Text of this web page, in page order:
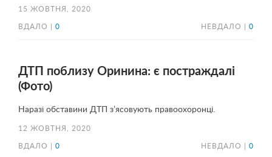
15 ЖОВТНЯ, 2020
ВДАЛО | 0 НЕВДАЛО | 0
ДТП поблизу Оринина: є постраждалі
(Фото)
Наразі обставини ДТП з’ясовують правоохоронці.
12 ЖОВТНЯ, 2020
ВДАЛО | 0 НЕВДАЛО | 0